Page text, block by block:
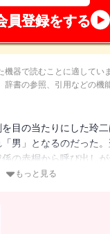
員登録をする
器で読むことに適していま
書の参照、引用などの機
目の当たりにした玲
男」となるのだった
の赤桐から呼び出し
？ もっと見る